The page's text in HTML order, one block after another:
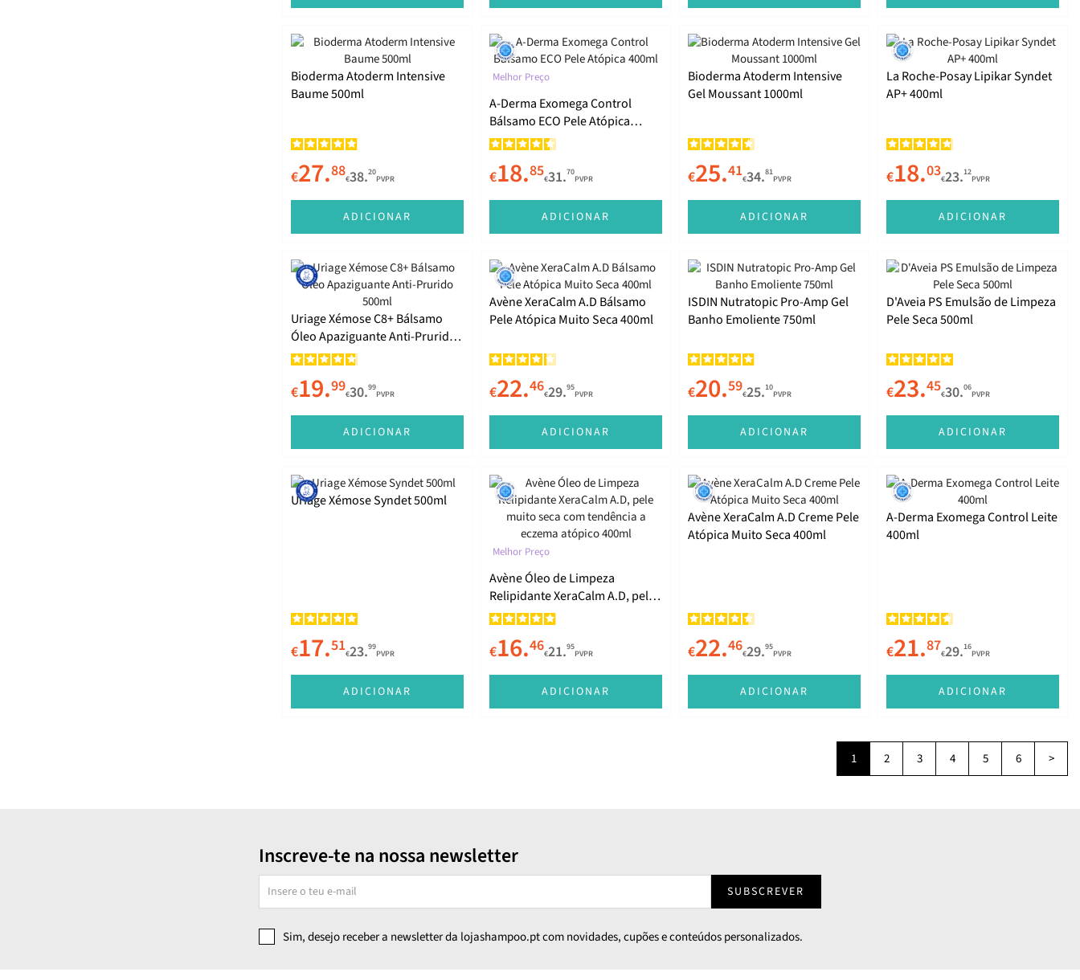
Bioderma Atoderm Intensive
Baume 500ml
€27.88€38.20
PVPR
ADICIONAR
Melhor Preço
A-Derma Exomega Control
Bálsamo ECO Pele Atópica
400ml
€18.85€31.70
PVPR
ADICIONAR
Bioderma Atoderm Intensive
Gel Moussant 1000ml
€25.41€34.81
PVPR
ADICIONAR
La Roche-Posay Lipikar Syndet
AP+ 400ml
€18.03€23.12
PVPR
ADICIONAR
Uriage Xémose C8+ Bálsamo
Óleo Apaziguante Anti-Prurido
500ml
€19.99€30.99
PVPR
ADICIONAR
Avène XeraCalm A.D Bálsamo
Pele Atópica Muito Seca 400ml
€22.46€29.95
PVPR
ADICIONAR
ISDIN Nutratopic Pro-Amp Gel
Banho Emoliente 750ml
€20.59€25.10
PVPR
ADICIONAR
D'Aveia PS Emulsão de Limpeza
Pele Seca 500ml
€23.45€30.06
PVPR
ADICIONAR
Uriage Xémose Syndet 500ml
€17.51€23.99
PVPR
ADICIONAR
Melhor Preço
Avène Óleo de Limpeza
Relipidante XeraCalm A.D, pele
muito seca com tendência a
eczema atópico 400ml
€16.46€21.95
PVPR
ADICIONAR
Avène XeraCalm A.D Creme Pele
Atópica Muito Seca 400ml
€22.46€29.95
PVPR
ADICIONAR
A-Derma Exomega Control Leite
400ml
€21.87€29.16
PVPR
ADICIONAR
1 2 3 4 5 6 >
Inscreve-te na nossa newsletter
SUBSCREVER
Sim, desejo receber a newsletter da lojashampoo.pt com novidades, cupões e conteúdos personalizados.